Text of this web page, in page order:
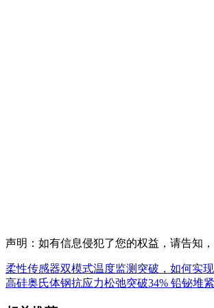
声明：如有信息侵犯了您的权益，请告知，
柔性传感器双模式温度监测突破，如何实
高硅奥氏体钢抗应力松弛突破34% 铅铋堆